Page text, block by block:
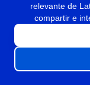
relevante de
compartir e
| Todos